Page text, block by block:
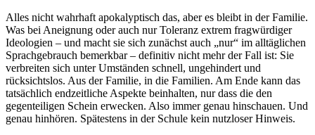
Alles nicht wahrhaft apokalyptisch das, aber es bleibt in der Familie.
Was bei Aneignung oder auch nur Toleranz extrem fragwürdiger
Ideologien – und macht sie sich zunächst auch „nur“ im alltäglichen
Sprachgebrauch bemerkbar – definitiv nicht mehr der Fall ist: Sie
verbreiten sich unter Umständen schnell, ungehindert und
rücksichtslos. Aus der Familie, in die Familien. Am Ende kann das
tatsächlich endzeitliche Aspekte beinhalten, nur dass die den
gegenteiligen Schein erwecken. Also immer genau hinschauen. Und
genau hinhören. Spätestens in der Schule kein nutzloser Hinweis.